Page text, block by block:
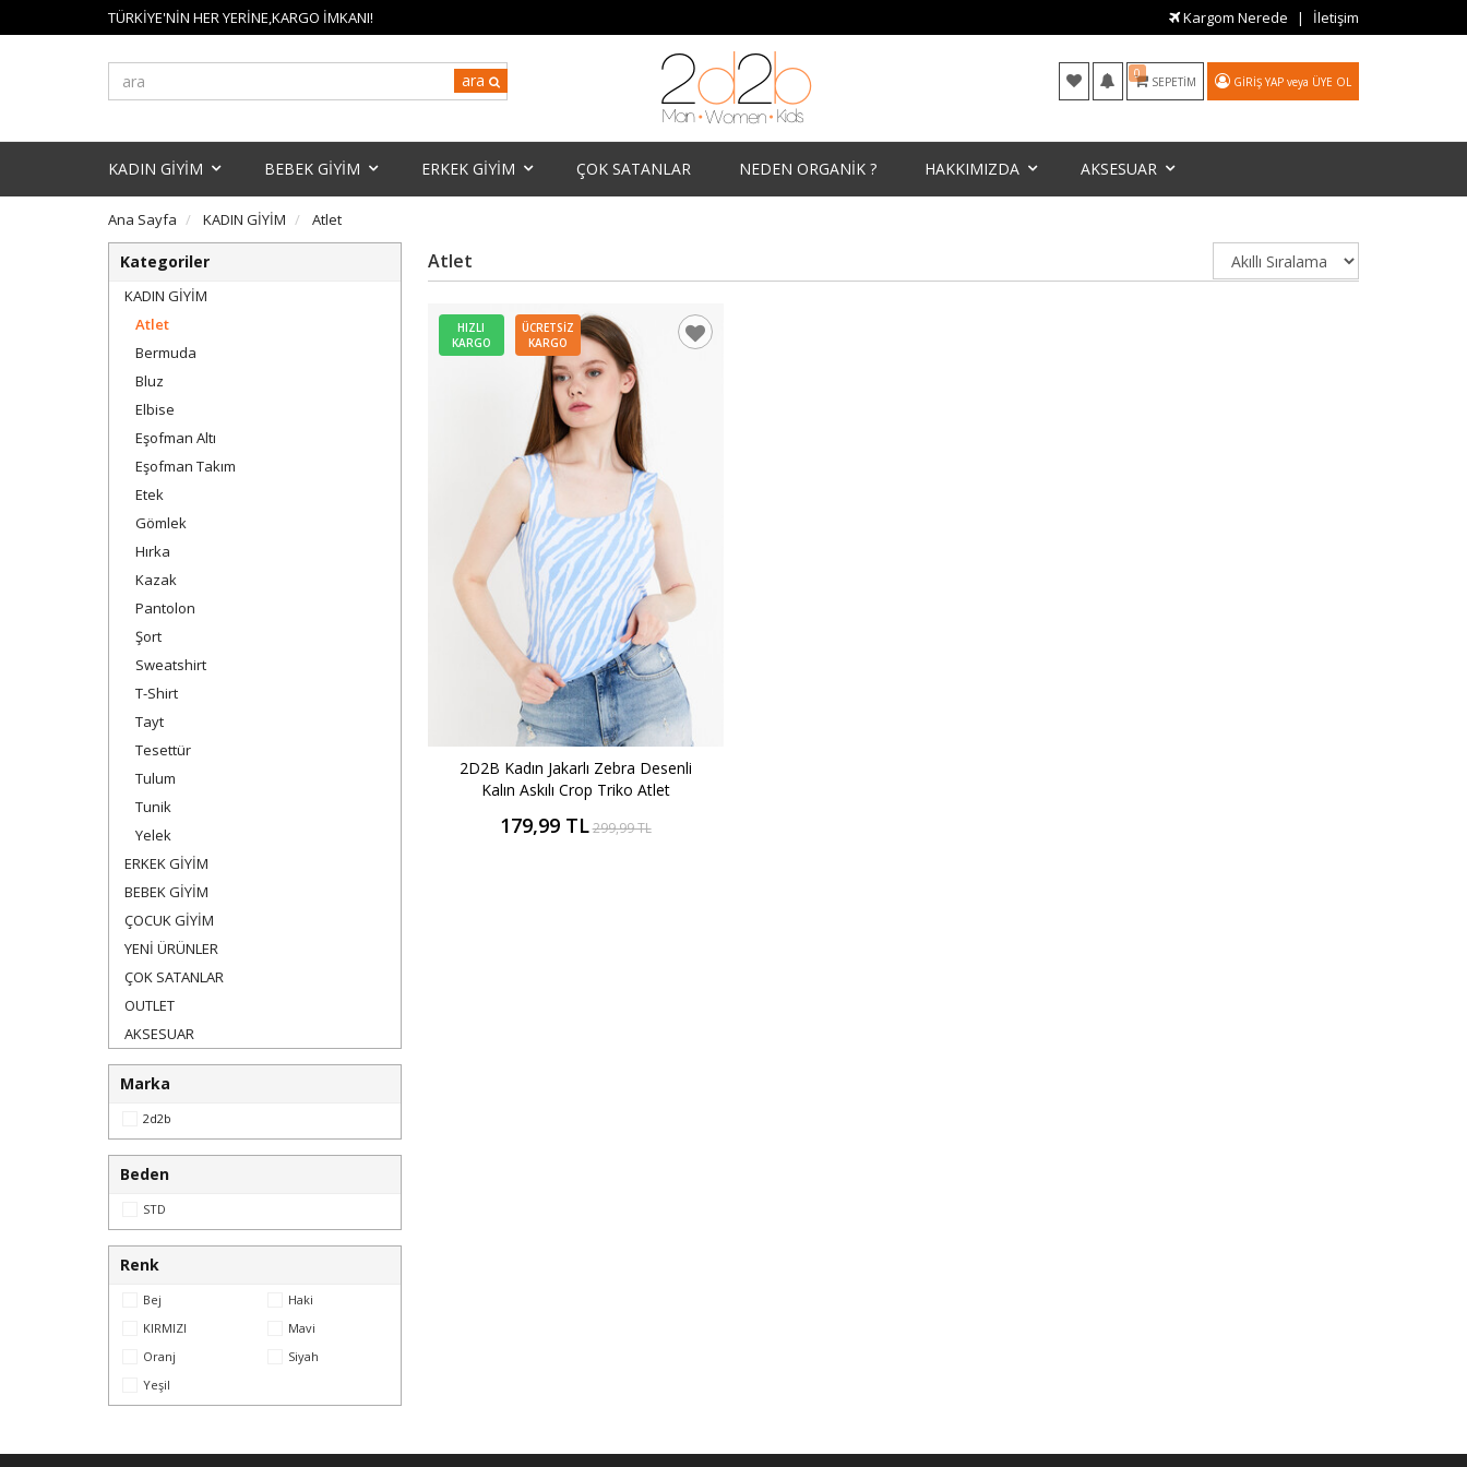
TÜRKİYE'NİN HER YERİNE,KARGO İMKANI! Kargom Nerede İletişim
ara 0
SEPETIM GIRIŞ YAP veya ÜYE OL
KADIN GİYİM BEBEK GİYİM ERKEK GİYİM ÇOK SATANLAR NEDEN ORGANİK ? HAKKIMIZDA AKSESUAR
Ana Sayfa KADIN GİYİM Atlet
Kategoriler
KADIN GİYİM
Atlet
Bermuda
Bluz
Elbise
Eşofman Altı
Eşofman Takım
Etek
Gömlek
Hırka
Kazak
Pantolon
Şort
Sweatshirt
T-Shirt
Tayt
Tesettür
Tulum
Tunik
Yelek
ERKEK GİYİM
BEBEK GİYİM
ÇOCUK GİYİM
YENİ ÜRÜNLER
ÇOK SATANLAR
OUTLET
AKSESUAR
Marka
2d2b
Beden
STD
Renk
Bej
Haki
KIRMIZI
Mavi
Oranj
Siyah
Yeşil
Atlet
HIZLI
KARGO
ÜCRETSIZ
KARGO
2D2B Kadın Jakarlı Zebra Desenli
Kalın Askılı Crop Triko Atlet
179,99 TL299,99 TL